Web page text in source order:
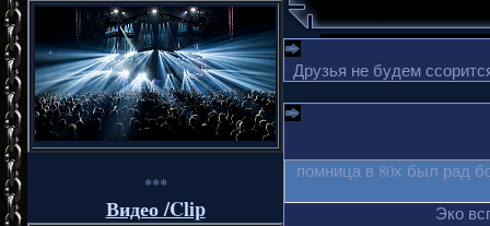
***
Видео /Clip
Друзья не будем
помница в 80х был рад
Эко